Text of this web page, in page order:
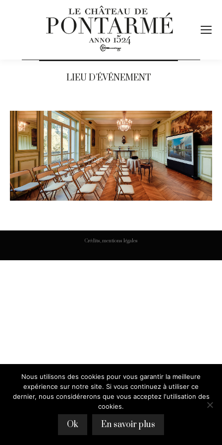
LIEU D’ÉVÉNEMENT
Crédits, mentions légales
Nous utilisons des cookies pour vous garantir la meilleure
expérience sur notre site. Si vous continuez à utiliser ce
dernier, nous considérerons que vous acceptez l'utilisation des
cookies.
Ok En savoir plus